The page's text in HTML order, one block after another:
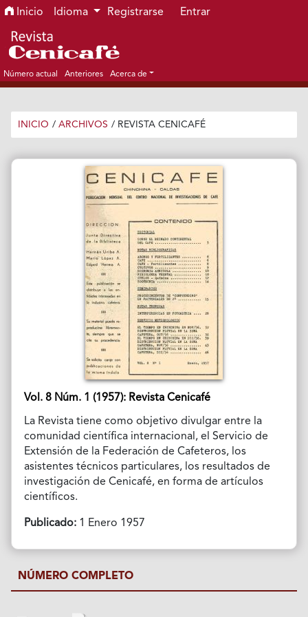
Ir al menú de navegación principal
Ir al contenido principal
Ir al pie de página del sitio
Inicio Idioma Registrarse Entrar
Número actual Anteriores Acerca de
INICIO / ARCHIVOS / REVISTA CENICAFÉ
Vol. 8 Núm. 1 (1957): Revista Cenicafé
La Revista tiene como objetivo divulgar entre la
comunidad científica internacional, el Servicio de
Extensión de la Federación de Cafeteros, los
asistentes técnicos particulares, los resultados de
investigación de Cenicafé, en forma de artículos
científicos.
Publicado:1 Enero 1957
NÚMERO COMPLETO